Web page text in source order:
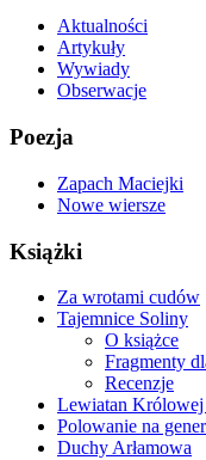
Aktualności
Artykuły
Wywiady
Obserwacje
Poezja
Zapach Maciejki
Nowe wiersze
Książki
Za wrotami cudów
Tajemnice Soliny
O książce
Fragmenty
Recenzje
Lewiatan
Polowanie na
Duchy Arłamowa